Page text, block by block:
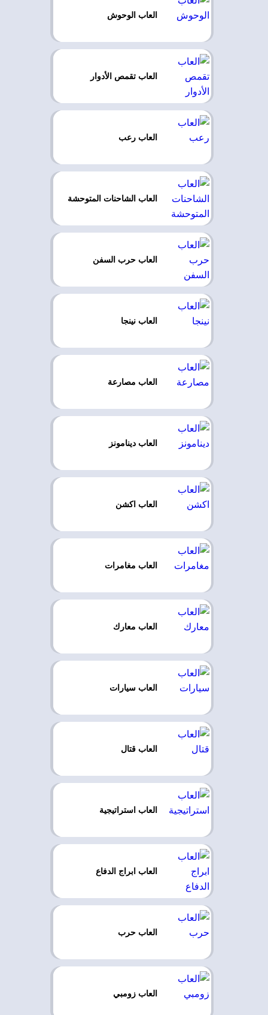
العاب الوحوش
العاب تقمص الأدوار
العاب رعب
العاب الشاحنات المتوحشة
العاب حرب السفن
العاب نينجا
العاب مصارعة
العاب دينامونز
العاب اكشن
العاب مغامرات
العاب معارك
العاب سيارات
العاب قتال
العاب استراتيجية
العاب ابراج الدفاع
العاب حرب
العاب زومبي